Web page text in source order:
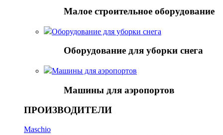
Малое строительное оборудование
Оборудование для уборки снега
Оборудование для уборки снега
Mашины для аэропортов
Mашины для аэропортов
ПРОИЗВОДИТЕЛИ
Maschio